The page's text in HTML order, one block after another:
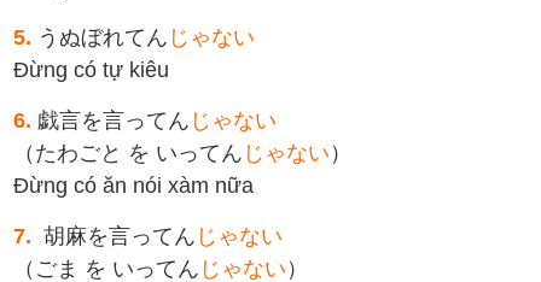
5. うぬぼれてん じゃない
Đừng có tự kiêu
6. 戯言を言ってん じゃない
（たわごと を いってん じゃない ）
Đừng có ăn nói xàm nữa
7. 胡麻を言ってん じゃない
（ごま を いってん じゃない ）